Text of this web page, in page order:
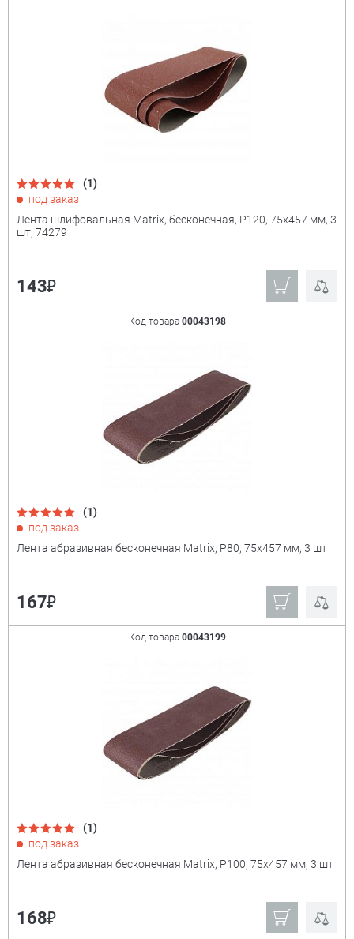
Россия
(1)
под заказ
Лента шлифовальная Matrix, бесконечная, P120, 75х457 мм, 3
шт, 74279
143₽
Код товара 00043198
(1)
под заказ
Лента абразивная бесконечная Matrix, P80, 75х457 мм, 3 шт
167₽
Код товара 00043199
(1)
под заказ
Лента абразивная бесконечная Matrix, P100, 75х457 мм, 3 шт
168₽